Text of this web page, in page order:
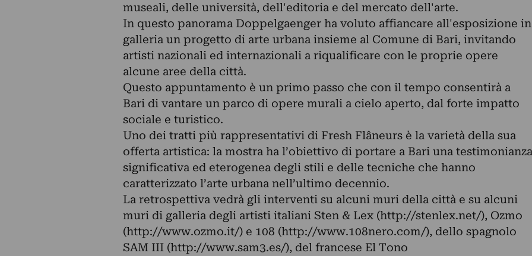
museali, delle università, dell'editoria e del mercato dell'arte.
In questo panorama Doppelgaenger ha voluto affiancare all'esposizione in
galleria un progetto di arte urbana insieme al Comune di Bari, invitando
artisti nazionali ed internazionali a riqualificare con le proprie opere
alcune aree della città.
Questo appuntamento è un primo passo che con il tempo consentirà a
Bari di vantare un parco di opere murali a cielo aperto, dal forte impatto
sociale e turistico.
Uno dei tratti più rappresentativi di Fresh Flâneurs è la varietà della sua
offerta artistica: la mostra ha l’obiettivo di portare a Bari una testimonianza
significativa ed eterogenea degli stili e delle tecniche che hanno
caratterizzato l’arte urbana nell’ultimo decennio.
La retrospettiva vedrà gli interventi su alcuni muri della città e su alcuni
muri di galleria degli artisti italiani Sten & Lex (http://stenlex.net/), Ozmo
(http://www.ozmo.it/) e 108 (http://www.108nero.com/), dello spagnolo
SAM III (http://www.sam3.es/), del francese El Tono